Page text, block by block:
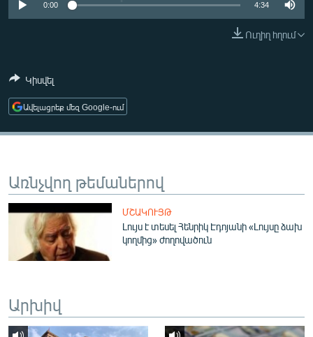
ՏԱՐԱԾԱՇՐՋԱՆ
ՄԵԿՆԱԲԱՆՈՒԹՅՈՒՆ
ԱՐԽԻՎ
ՏԵՍԱՆՅՈՒԹԵՐ
ԲԱՆԱՎԵՃ
Հայերեն
0:00 4:34
Ուղիղ հղում
Կիսվել
Ավելացրեք մեզ Google-ում
Առնչվող թեմաներով
ՄՇԱԿՈՒՅԹ
Լույս է տեսել Հենրիկ Էդոյանի «Լույսը ձախ
կողմից» ժողովածուն
Արխիվ